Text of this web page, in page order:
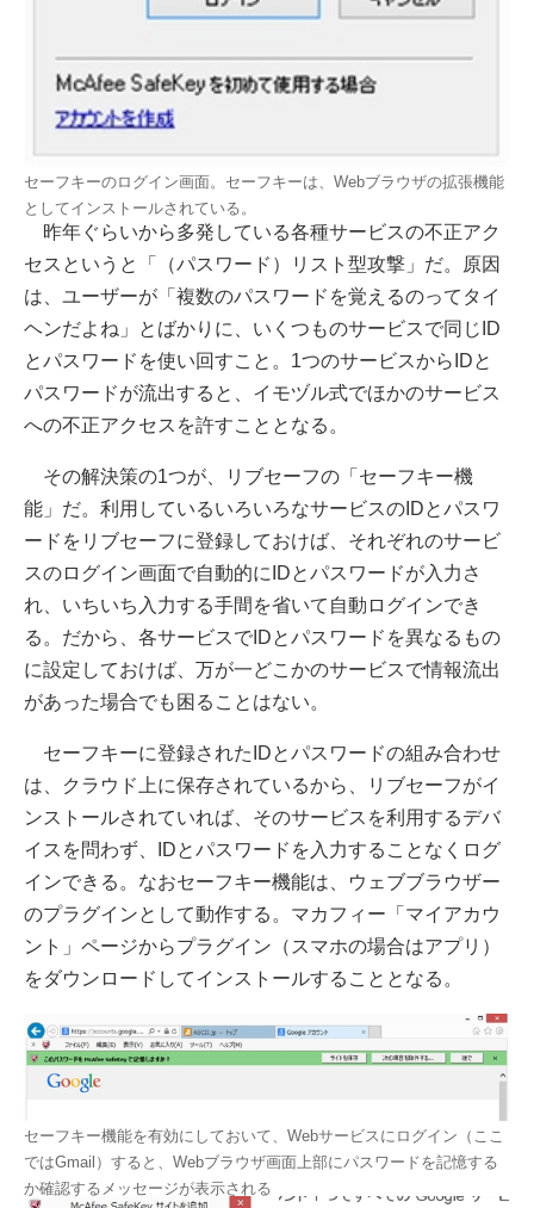
セーフキーのログイン画面。セーフキーは、Webブラウザの拡張機能
としてインストールされている。
昨年ぐらいから多発している各種サービスの不正アク
セスというと「（パスワード）リスト型攻撃」だ。原因
は、ユーザーが「複数のパスワードを覚えるのってタイ
ヘンだよね」とばかりに、いくつものサービスで同じID
とパスワードを使い回すこと。1つのサービスからIDと
パスワードが流出すると、イモヅル式でほかのサービス
への不正アクセスを許すこととなる。
その解決策の1つが、リブセーフの「セーフキー機
能」だ。利用しているいろいろなサービスのIDとパスワ
ードをリブセーフに登録しておけば、それぞれのサービ
スのログイン画面で自動的にIDとパスワードが入力さ
れ、いちいち入力する手間を省いて自動ログインでき
る。だから、各サービスでIDとパスワードを異なるもの
に設定しておけば、万が一どこかのサービスで情報流出
があった場合でも困ることはない。
セーフキーに登録されたIDとパスワードの組み合わせ
は、クラウド上に保存されているから、リブセーフがイ
ンストールされていれば、そのサービスを利用するデバ
イスを問わず、IDとパスワードを入力することなくログ
インできる。なおセーフキー機能は、ウェブブラウザー
のプラグインとして動作する。マカフィー「マイアカウ
ント」ページからプラグイン（スマホの場合はアプリ）
をダウンロードしてインストールすることとなる。
セーフキー機能を有効にしておいて、Webサービスにログイン（ここ
ではGmail）すると、Webブラウザ画面上部にパスワードを記憶する
か確認するメッセージが表示される